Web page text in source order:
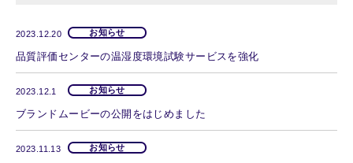
2023.12.20 お知らせ
品質評価センターの温湿度環境試験サービスを強化
2023.12.1 お知らせ
ブランドムービーの公開をはじめました
2023.11.13 お知らせ